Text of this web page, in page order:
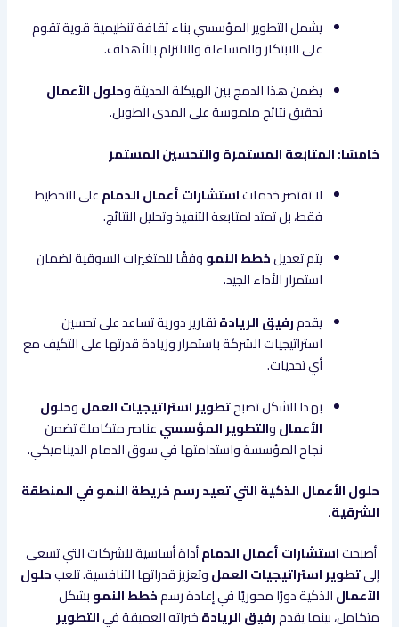
يشمل التطوير المؤسسي بناء ثقافة تنظيمية قوية تقوم
على الابتكار والمساءلة والالتزام بالأهداف.
يضمن هذا الدمج بين الهيكلة الحديثة وحلول الأعمال
تحقيق نتائج ملموسة على المدى الطويل.
خامسًا: المتابعة المستمرة والتحسين المستمر
لا تقتصر خدماتاستشارات أعمال الدمامعلى التخطيط
فقط، بل تمتد لمتابعة التنفيذ وتحليل النتائج.
يتم تعديلخطط النمووفقًا للمتغيرات السوقية لضمان
استمرار الأداء الجيد.
يقدمرفيق الريادةتقارير دورية تساعد على تحسين
استراتيجيات الشركة باستمرار وزيادة قدرتها على التكيف مع
أي تحديات.
بهذا الشكل تصبحتطوير استراتيجيات العملوحلول
الأعمالوالتطوير المؤسسيعناصر متكاملة تضمن
نجاح المؤسسة واستدامتها في سوق الدمام الديناميكي.
حلول الأعمال الذكية التي تعيد رسم خريطة النمو في المنطقة
الشرقية.
أصبحتاستشارات أعمال الدمامأداة أساسية للشركات التي تسعى
إلىتطوير استراتيجيات العملوتعزيز قدراتها التنافسية. تلعبحلول
الأعمالالذكية دورًا محوريًا في إعادة رسمخطط النموبشكل
متكامل، بينما يقدمرفيق الريادةخبراته العميقة فيالتطوير